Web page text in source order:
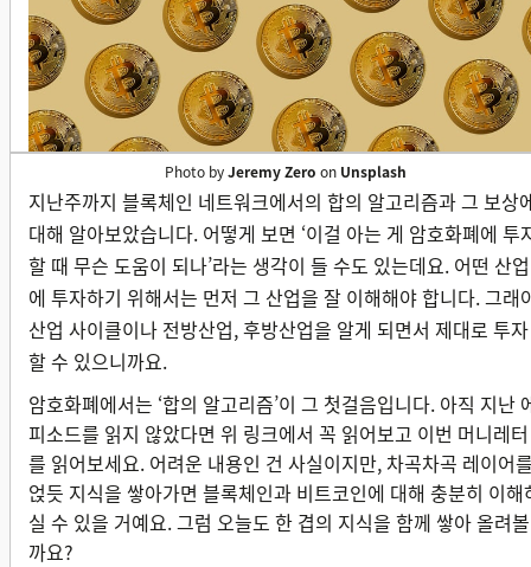
Photo byJeremy Zero on Unsplash
지난주까지 블록체인 네트워크에서의 합의 알고리즘과 그 보상
대해 알아보았습니다. 어떻게 보면 ‘이걸 아는 게 암호화폐에 투
할 때 무슨 도움이 되나’라는 생각이 들 수도 있는데요. 어떤 산업
에 투자하기 위해서는 먼저 그 산업을 잘 이해해야 합니다. 그래
산업 사이클이나 전방산업, 후방산업을 알게 되면서 제대로 투자
할 수 있으니까요.
암호화폐에서는 ‘합의 알고리즘’이 그 첫걸음입니다. 아직 지난
피소드를 읽지 않았다면 위 링크에서 꼭 읽어보고 이번 머니레터
를 읽어보세요. 어려운 내용인 건 사실이지만, 차곡차곡 레이어
얹듯 지식을 쌓아가면 블록체인과 비트코인에 대해 충분히 이해
실 수 있을 거예요. 그럼 오늘도 한 겹의 지식을 함께 쌓아 올려볼
까요?